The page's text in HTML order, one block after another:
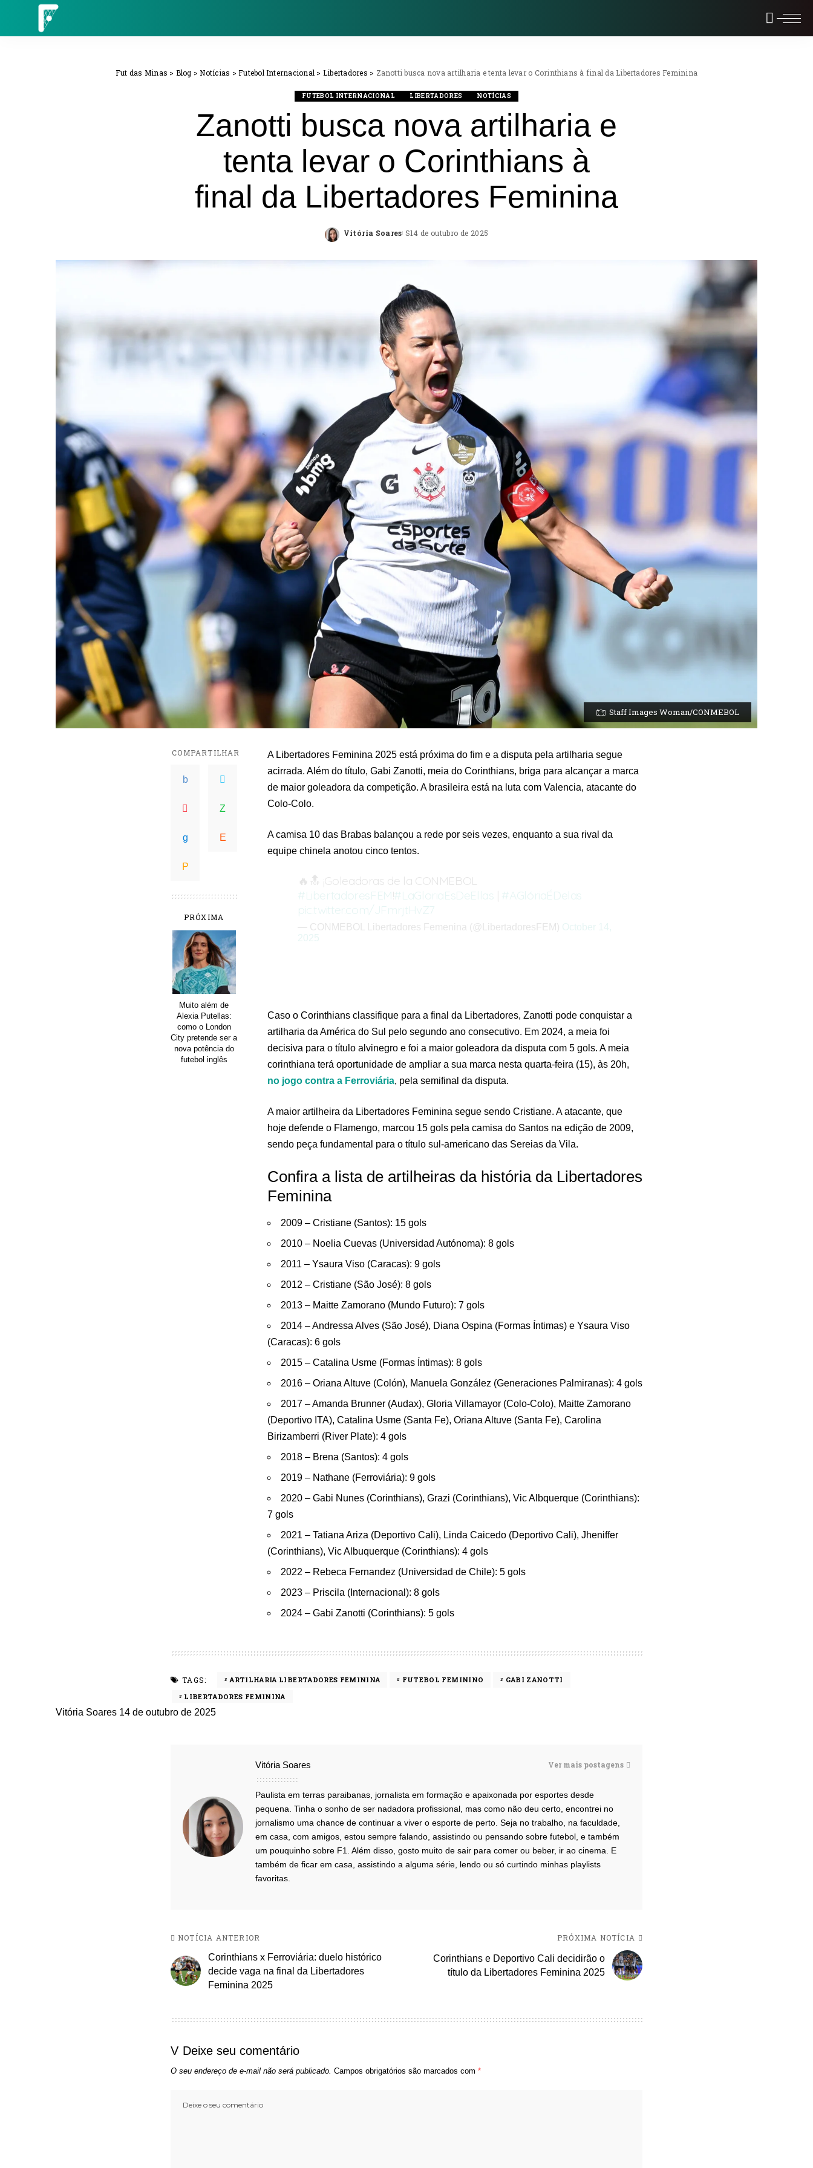
Fut das Minas > Blog >Notícias >Futebol Internacional > Libertadores > Zanotti busca nova artilharia e tenta levar o Corinthians à final da Libertadores Feminina
FUTEBOL INTERNACIONAL LIBERTADORES NOTÍCIAS
Zanotti busca nova artilharia e
tenta levar o Corinthians à
final da Libertadores Feminina
Posted
Vitória Soares 14 de outubro de 2025
Staff Images Woman/CONMEBOL
COMPARTILHAR
PRÓXIMA
Muito além de
Alexia Putellas:
como o London
City pretende ser a
nova potência do
futebol inglês
A Libertadores Feminina 2025 está próxima do fim e a disputa pela artilharia segue
acirrada. Além do título, Gabi Zanotti, meia do Corinthians, briga para alcançar a marca
de maior goleadora da competição. A brasileira está na luta com Valencia, atacante do
Colo-Colo.
A camisa 10 das Brabas balançou a rede por seis vezes, enquanto a sua rival da
equipe chinela anotou cinco tentos.
🔥🔝 ¡Goleadoras de la CONMEBOL
#LibertadoresFEM!#LaGloriaEsDeEllas | #AGlóriaÉDelas
pic.twitter.com/JFmrjtHvZ7
— CONMEBOL Libertadores Femenina (@LibertadoresFEM) October 14,
2025
Caso o Corinthians classifique para a final da Libertadores, Zanotti pode conquistar a
artilharia da América do Sul pelo segundo ano consecutivo. Em 2024, a meia foi
decisiva para o título alvinegro e foi a maior goleadora da disputa com 5 gols. A meia
corinthiana terá oportunidade de ampliar a sua marca nesta quarta-feira (15), às 20h,
no jogo contra a Ferroviária, pela semifinal da disputa.
A maior artilheira da Libertadores Feminina segue sendo Cristiane. A atacante, que
hoje defende o Flamengo, marcou 15 gols pela camisa do Santos na edição de 2009,
sendo peça fundamental para o título sul-americano das Sereias da Vila.
Confira a lista de artilheiras da história da Libertadores
Feminina
2009 – Cristiane (Santos): 15 gols
2010 – Noelia Cuevas (Universidad Autónoma): 8 gols
2011 – Ysaura Viso (Caracas): 9 gols
2012 – Cristiane (São José): 8 gols
2013 – Maitte Zamorano (Mundo Futuro): 7 gols
2014 – Andressa Alves (São José), Diana Ospina (Formas Íntimas) e Ysaura Viso
(Caracas): 6 gols
2015 – Catalina Usme (Formas Íntimas): 8 gols
2016 – Oriana Altuve (Colón), Manuela González (Generaciones Palmiranas): 4 gols
2017 – Amanda Brunner (Audax), Gloria Villamayor (Colo-Colo), Maitte Zamorano
(Deportivo ITA), Catalina Usme (Santa Fe), Oriana Altuve (Santa Fe), Carolina
Birizamberri (River Plate): 4 gols
2018 – Brena (Santos): 4 gols
2019 – Nathane (Ferroviária): 9 gols
2020 – Gabi Nunes (Corinthians), Grazi (Corinthians), Vic Albquerque (Corinthians):
7 gols
2021 – Tatiana Ariza (Deportivo Cali), Linda Caicedo (Deportivo Cali), Jheniffer
(Corinthians), Vic Albuquerque (Corinthians): 4 gols
2022 – Rebeca Fernandez (Universidad de Chile): 5 gols
2023 – Priscila (Internacional): 8 gols
2024 – Gabi Zanotti (Corinthians): 5 gols
TAGS: ARTILHARIA LIBERTADORES FEMININA FUTEBOL FEMININO
GABI ZANOTTI
LIBERTADORES FEMININA
Vitória Soares 14 de outubro de 2025
Vitória Soares Ver mais postagens
Paulista em terras paraibanas, jornalista em formação e apaixonada por esportes desde
pequena. Tinha o sonho de ser nadadora profissional, mas como não deu certo, encontrei no
jornalismo uma chance de continuar a viver o esporte de perto. Seja no trabalho, na faculdade,
em casa, com amigos, estou sempre falando, assistindo ou pensando sobre futebol, e também
um pouquinho sobre F1. Além disso, gosto muito de sair para comer ou beber, ir ao cinema. E
também de ficar em casa, assistindo a alguma série, lendo ou só curtindo minhas playlists
favoritas.
NOTÍCIA ANTERIOR
Corinthians x Ferroviária: duelo histórico
decide vaga na final da Libertadores
Feminina 2025
PRÓXIMA NOTÍCIA
Corinthians e Deportivo Cali decidirão o
título da Libertadores Feminina 2025
Deixe seu comentário
O seu endereço de e-mail não será publicado. Campos obrigatórios são marcados com *